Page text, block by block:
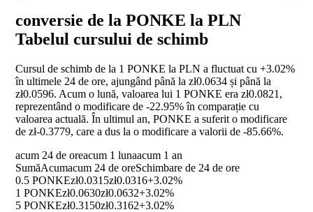
conversie de la PONKE la PLN
Tabelul cursului de schimb
Cursul de schimb de la 1 PONKE la PLN a fluctuat cu +3.02%
în ultimele 24 de ore, ajungând până la zł0.0634 și până la
zł0.0596. Acum o lună, valoarea lui 1 PONKE era zł0.0821,
reprezentând o modificare de -22.95%în comparație cu
valoarea actuală. În ultimul an, PONKE a suferit o modificare
de zł-0.3779, care a dus la o modificare a valorii de -85.66%.
acum 24 de oreacum 1 lunaacum 1 an
SumăAcumacum 24 de oreSchimbare de 24 de ore
0.5 PONKEzł0.0315zł0.0316+3.02%
1 PONKEzł0.0630zł0.0632+3.02%
5 PONKEzł0.3150zł0.3162+3.02%